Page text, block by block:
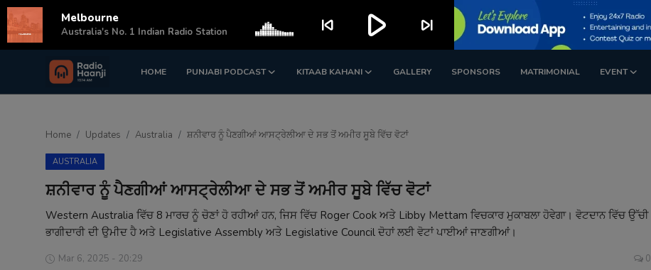
HOME PUNJABI PODCAST KITAAB KAHANI GALLERY SPONSORS MATRIMONIAL EVENT
Login Register
Punjabi Podcast
Kitaab Kahani
Home Updates Australia ਸ਼ਨੀਵਾਰ ਨੂੰ ਪੈਣਗੀਆਂ ਆਸਟ੍ਰੇਲੀਆ ਦੇ ਸਭ ਤੋਂ ਅਮੀਰ ਸੂਬੇ ਵਿੱਚ ਵੋਟਾਂ
AUSTRALIA
ਸ਼ਨੀਵਾਰ ਨੂੰ ਪੈਣਗੀਆਂ ਆਸਟ੍ਰੇਲੀਆ ਦੇ ਸਭ ਤੋਂ ਅਮੀਰ ਸੂਬੇ ਵਿੱਚ ਵੋਟਾਂ
Western Australia ਵਿੱਚ 8 ਮਾਰਚ ਨੂੰ ਚੋਣਾਂ ਹੋ ਰਹੀਆਂ ਹਨ, ਜਿਸ ਵਿੱਚ Roger Cook ਅਤੇ Libby Mettam ਵਿਚਕਾਰ ਮੁਕਾਬਲਾ ਹੋਵੇਗਾ। ਵੋਟਦਾਨ ਵਿੱਚ ਉੱਚੀ
ਭਾਗੀਦਾਰੀ ਦੀ ਉਮੀਦ ਹੈ ਅਤੇ Legislative Assembly ਅਤੇ Legislative Council ਦੋਹਾਂ ਲਈ ਵੋਟਾਂ ਪਾਈਆਂ ਜਾਣਗੀਆਂ।
Mar 6, 2025 - 20:29 0
Melbourne
Australia's No. 1 Indian Radio Station skip_previous play_arrow skip_next